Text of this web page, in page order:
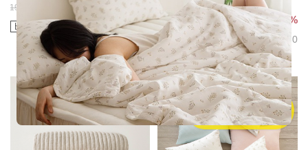
198,000원 148,500원
리뷰 : 0 18,000원 13,500원 25%
리뷰 : 0